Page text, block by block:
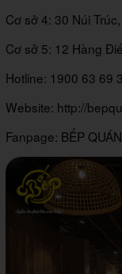
Cơ sở 4: 30 Núi
Cơ sở 5: 12 Hàng
Hotline: 1900 63 69
Website: http://
Fanpage: BẾP